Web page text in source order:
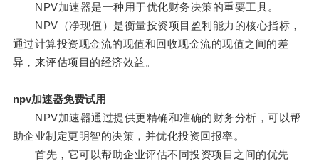
NPV加速器是一种用于优化财务决策的重要工具。
NPV（净现值）是衡量投资项目盈利能力的核心指标，
通过计算投资现金流的现值和回收现金流的现值之间的差
异，来评估项目的经济效益。
npv加速器免费试用
NPV加速器通过提供更精确和准确的财务分析，可以帮
助企业制定更明智的决策，并优化投资回报率。
首先，它可以帮助企业评估不同投资项目之间的优先